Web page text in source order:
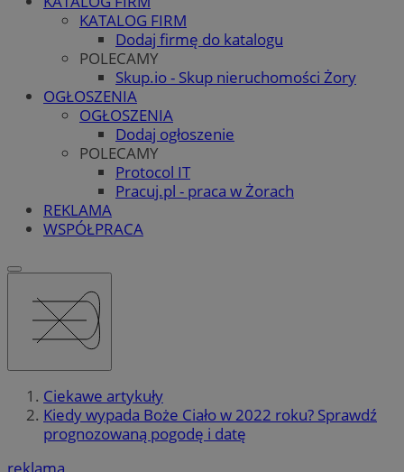
KATALOG FIRM
Dodaj firmę do katalogu
POLECAMY
Skup.io - Skup nieruchomości Żory
OGŁOSZENIA
OGŁOSZENIA
Dodaj ogłoszenie
POLECAMY
Protocol IT
Pracuj.pl - praca w Żorach
REKLAMA
WSPÓŁPRACA
Ciekawe artykuły
Kiedy wypada Boże Ciało w 2022 roku? Sprawdź
prognozowaną pogodę i datę